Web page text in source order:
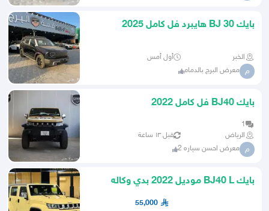
بايك BJ 30 هايبرد فل كامل 2025
الخبر أول أمس
م معرض البرج بالدمام
بايك BJ40 فل كامل 2022
1
الرياض
قبل ١٣ ساعة
م معرض احسن سياره 2
بايك BJ40 L موديل 2022 بدي وكاله
55,000